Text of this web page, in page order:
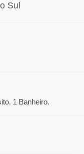
Sul
1 Banheiro.